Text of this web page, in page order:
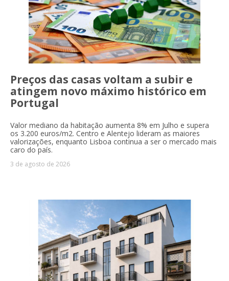
Preços das casas voltam a subir e
atingem novo máximo histórico em
Portugal
Valor mediano da habitação aumenta 8% em Julho e supera
os 3.200 euros/m2. Centro e Alentejo lideram as maiores
valorizações, enquanto Lisboa continua a ser o mercado mais
caro do país.
3 de agosto de 2026